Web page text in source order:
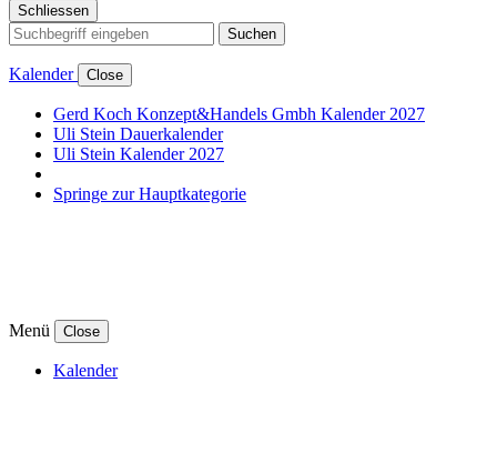
Schliessen
Suchen
Kalender Close
Gerd Koch Konzept&Handels Gmbh Kalender 2027
Uli Stein Dauerkalender
Uli Stein Kalender 2027
Springe zur Hauptkategorie
Menü Close
Kalender